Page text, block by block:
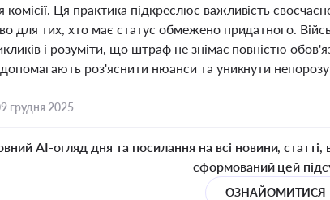
Ця практика підкреслює важливість
для тих, хто має статус обмежено придатного.
і розуміти, що штраф не знімає повністю
допомагають роз'яснити нюанси та уникнути
грудня 2025
AI-огляд дня та посилання на всі новини, статті,
сформований цей
ОЗНАЙОМИТИСЯ